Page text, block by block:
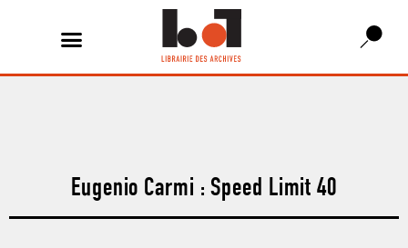
Eugenio Carmi : Speed Limit 40